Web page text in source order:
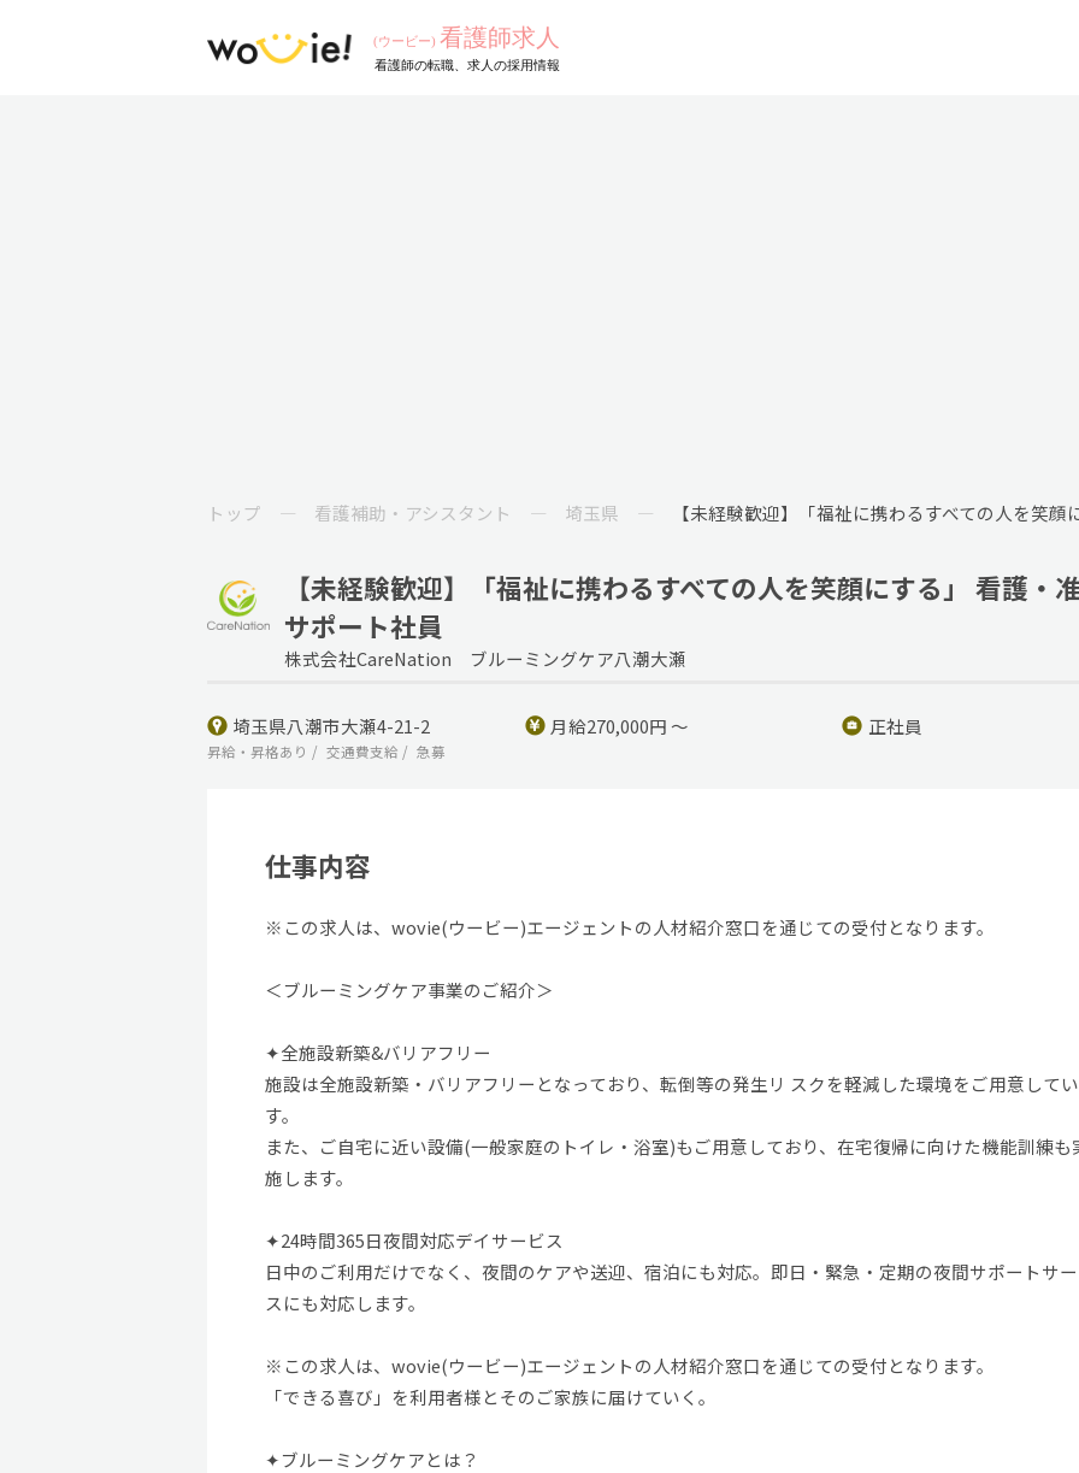
トップ 看護補助・アシスタント 埼玉県 【未経験歓迎】「福祉に携わるすべての人を笑
【未経験歓迎】「福祉に携わるすべての人を笑顔にする」 看護・
サポート社員
株式会社CareNation ブルーミングケア八潮大瀬
埼玉県八潮市大瀬4-21-2 月給270,000円 ～ 正社員
昇給・昇格あり 交通費支給 急募
仕事内容
※この求人は、wovie(ウービー)エージェントの人材紹介窓口を通じての受付となります。
＜ブルーミングケア事業のご紹介＞
✦全施設新築&バリアフリー
施設は全施設新築・バリアフリーとなっており、転倒等の発生リ スクを軽減した環境をご用意して
す。
また、ご自宅に近い設備(一般家庭のトイレ・浴室)もご用意しており、在宅復帰に向けた機能訓練も
施します。
✦24時間365日夜間対応デイサービス
日中のご利用だけでなく、夜間のケアや送迎、宿泊にも対応。即日・緊急・定期の夜間サポートサ
スにも対応します。
※この求人は、wovie(ウービー)エージェントの人材紹介窓口を通じての受付となります。
「できる喜び」を利用者様とそのご家族に届けていく。
✦ブルーミングケアとは？